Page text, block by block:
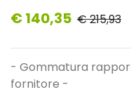
€ 140,35 € 215,93
- Gommatura
fornitore -